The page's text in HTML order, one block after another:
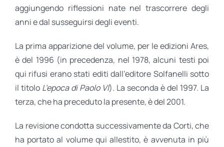
aggiungendo riflessioni nate nel trascorrere degli
anni e dal susseguirsi degli eventi.
La prima apparizione del volume, per le edizioni Ares,
è del 1996 (in precedenza, nel 1978, alcuni testi poi
qui rifusi erano stati editi dall’editore Solfanelli sotto
il titolo L’epoca di Paolo VI). La seconda è del 1997. La
terza, che ha preceduto la presente, è del 2001.
La revisione condotta successivamente da Corti, che
ha portato al volume qui allestito, è avvenuta in più